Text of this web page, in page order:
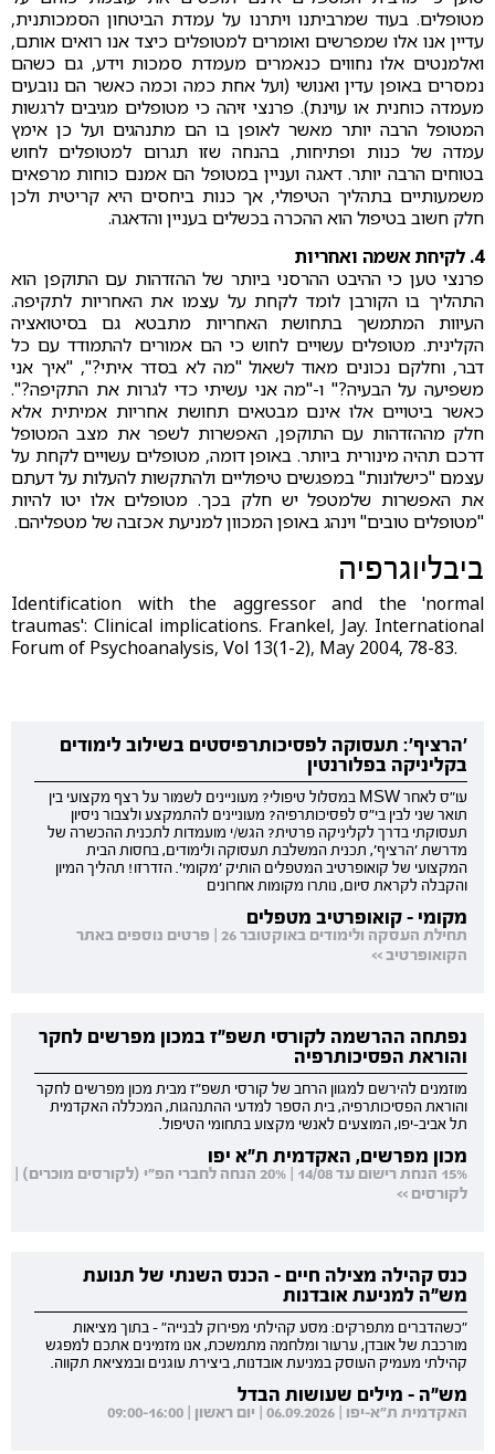
מטופלים. בעוד שמרביתנו ויתרנו על עמדת הביטחון הסמכותנית,
עדיין אנו אלו שמפרשים ואומרים למטופלים כיצד אנו רואים אותם,
ואלמנטים אלו נחווים כנאמרים מעמדת סמכות וידע, גם כשהם
נמסרים באופן עדין ואנושי (ועל אחת כמה וכמה כאשר הם נובעים
מעמדה כוחנית או עוינת). פרנצי זיהה כי מטופלים מגיבים לרגשות
המטופל הרבה יותר מאשר לאופן בו הם מתנהגים ועל כן אימץ
עמדה של כנות ופתיחות, בהנחה שזו תגרום למטופלים לחוש
בטוחים הרבה יותר. דאגה ועניין במטופל הם אמנם כוחות מרפאים
משמעותיים בתהליך הטיפולי, אך כנות ביחסים היא קריטית ולכן
חלק חשוב בטיפול הוא ההכרה בכשלים בעניין והדאגה.
4. לקיחת אשמה ואחריות
פרנצי טען כי ההיבט ההרסני ביותר של ההזדהות עם התוקפן הוא
התהליך בו הקורבן לומד לקחת על עצמו את האחריות לתקיפה.
העיוות המתמשך בתחושת האחריות מתבטא גם בסיטואציה
הקלינית. מטופלים עשויים לחוש כי הם אמורים להתמודד עם כל
דבר, וחלקם נכונים מאוד לשאול "מה לא בסדר איתי?", "איך אני
משפיעה על הבעיה?" ו-"מה אני עשיתי כדי לגרות את התקיפה?".
כאשר ביטויים אלו אינם מבטאים תחושת אחריות אמיתית אלא
חלק מההזדהות עם התוקפן, האפשרות לשפר את מצב המטופל
דרכם תהיה מינורית ביותר. באופן דומה, מטופלים עשויים לקחת על
עצמם "כישלונות" במפגשים טיפוליים ולהתקשות להעלות על דעתם
את האפשרות שלמטפל יש חלק בכך. מטופלים אלו יטו להיות
"מטופלים טובים" וינהג באופן המכוון למניעת אכזבה של מטפליהם.
ביבליוגרפיה
Identification with the aggressor and the 'normal
traumas': Clinical implications. Frankel, Jay. International
Forum of Psychoanalysis, Vol 13(1-2), May 2004, 78-83.
'הרציף': תעסוקה לפסיכותרפיסטים בשילוב לימודים
בקליניקה בפלורנטין
עו"ס לאחר MSW במסלול טיפולי? מעוניינים לשמור על רצף מקצועי בין
תואר שני לבין בי"ס לפסיכותרפיה? מעוניינים להתמקצע ולצבור ניסיון
תעסוקתי בדרך לקליניקה פרטית? הגש/י מועמדות לתכנית ההכשרה של
מדרשת 'הרציף', תכנית המשלבת תעסוקה ולימודים, בחסות הבית
המקצועי של קואופרטיב המטפלים הותיק 'מקומי'. הזדרזו! תהליך המיון
והקבלה לקראת סיום, נותרו מקומות אחרונים
מקומי - קואופרטיב מטפלים
תחילת העסקה ולימודים באוקטובר 26 | פרטים נוספים באתר
הקואופרטיב >>
נפתחה ההרשמה לקורסי תשפ"ז במכון מפרשים לחקר
והוראת הפסיכותרפיה
מוזמנים להירשם למגוון הרחב של קורסי תשפ"ז מבית מכון מפרשים לחקר
והוראת הפסיכותרפיה, בית הספר למדעי ההתנהגות, המכללה האקדמית
תל אביב-יפו, המוצעים לאנשי מקצוע בתחומי הטיפול.
מכון מפרשים, האקדמית ת"א יפו
15% הנחת רישום עד 14/08 | 20% הנחה לחברי הפ"י (לקורסים מוכרים) |
לקורסים >>
כנס קהילה מצילה חיים - הכנס השנתי של תנועת
מש"ה למניעת אובדנות
"כשהדברים מתפרקים: מסע קהילתי מפירוק לבנייה" - בתוך מציאות
מורכבת של אובדן, ערעור ומלחמה מתמשכת, אנו מזמינים אתכם למפגש
קהילתי מעמיק העוסק במניעת אובדנות, ביצירת עוגנים ובמציאת תקווה.
מש"ה - מילים שעושות הבדל
האקדמית ת"א-יפו | 06.09.2026 | יום ראשון | 09:00-16:00